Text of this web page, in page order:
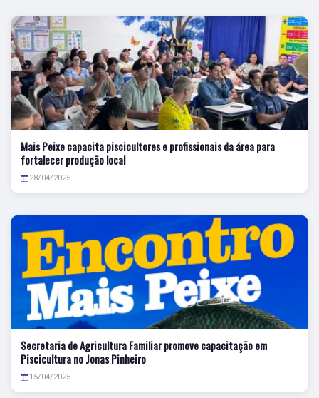
Mais Peixe capacita piscicultores e profissionais da área para
fortalecer produção local
28/04/2025
Secretaria de Agricultura Familiar promove capacitação em
Piscicultura no Jonas Pinheiro
15/04/2025